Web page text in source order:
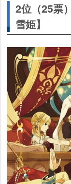
2位（25票
雪姫】